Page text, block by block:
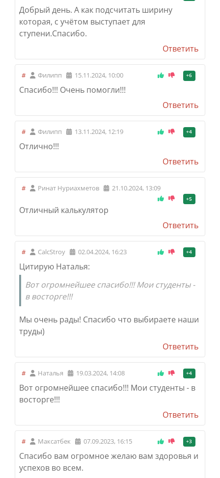
Добрый день. А как подсчитать ширину
которая, с учётом выступает для
ступени.Спасибо.
Ответить
# Филипп 15.11.2024, 10:00 +6
Спасибо!!! Очень помогли!!!
Ответить
# Филипп 13.11.2024, 12:19 +4
Отлично!!!
Ответить
# Ринат Нуриахметов 21.10.2024, 13:09
+5
Отличный калькулятор
Ответить
# CalcStroy 02.04.2024, 16:23 +4
Цитирую Наталья:
Вот огромнейшее спасибо!!! Мои студенты -
в восторге!!!
Мы очень рады! Спасибо что выбираете наши
труды)
Ответить
# Наталья 19.03.2024, 14:08 +4
Вот огромнейшее спасибо!!! Мои студенты - в
восторге!!!
Ответить
# Максатбек 07.09.2023, 16:15 +3
Спасибо вам огромное желаю вам здоровья и
успехов во всем.